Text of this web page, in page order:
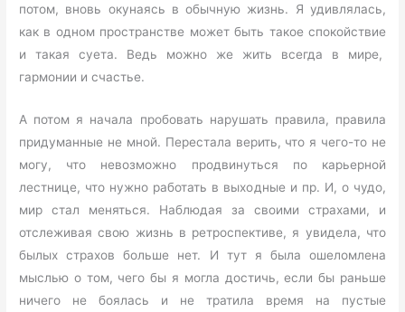
потом, вновь окунаясь в обычную жизнь. Я удивлялась,
как в одном пространстве может быть такое спокойствие
и такая суета. Ведь можно же жить всегда в мире,
гармонии и счастье.
А потом я начала пробовать нарушать правила, правила
придуманные не мной. Перестала верить, что я чего-то не
могу, что невозможно продвинуться по карьерной
лестнице, что нужно работать в выходные и пр. И, о чудо,
мир стал меняться. Наблюдая за своими страхами, и
отслеживая свою жизнь в ретроспективе, я увидела, что
былых страхов больше нет. И тут я была ошеломлена
мыслью о том, чего бы я могла достичь, если бы раньше
ничего не боялась и не тратила время на пустые